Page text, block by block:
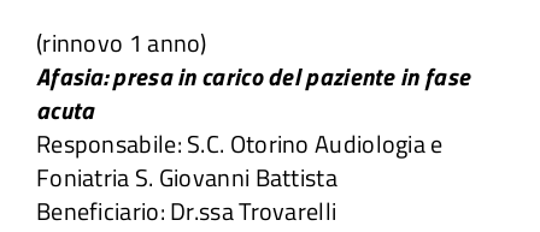
(rinnovo 1 anno)
Afasia: presa in carico del paziente in fase
acuta
Responsabile: S.C. Otorino Audiologia e
Foniatria S. Giovanni Battista
Beneficiario: Dr.ssa Trovarelli